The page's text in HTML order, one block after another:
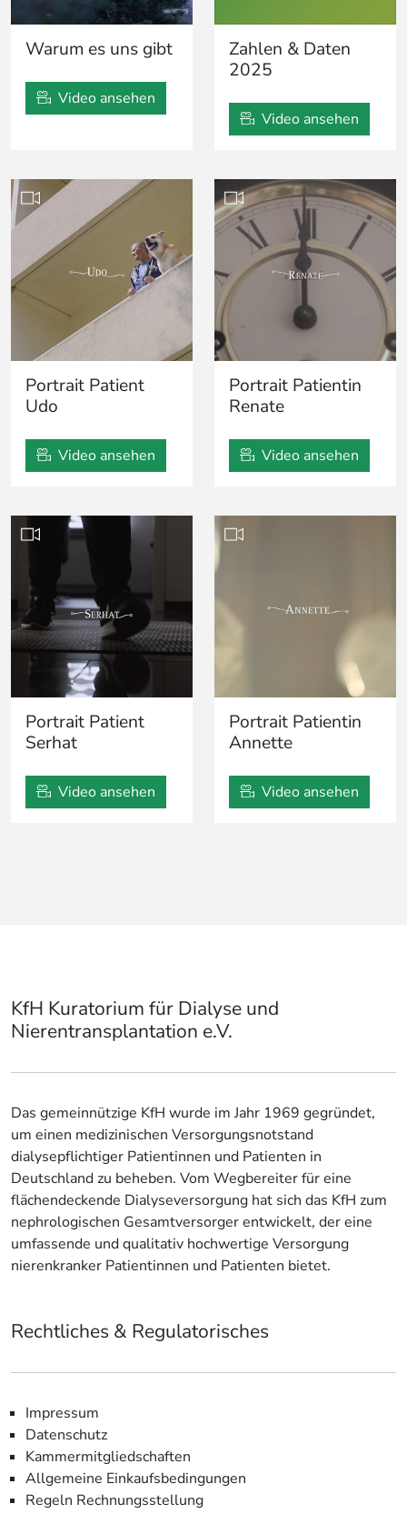
Warum es uns gibt
Video ansehen
Zahlen & Daten
2025
Video ansehen
Portrait Patient
Udo
Video ansehen
Portrait Patientin
Renate
Video ansehen
Portrait Patient
Serhat
Video ansehen
Portrait Patientin
Annette
Video ansehen
KfH Kuratorium für Dialyse und
Nierentransplantation e.V.
Das gemeinnützige KfH wurde im Jahr 1969 gegründet,
um einen medizinischen Versorgungsnotstand
dialysepflichtiger Patientinnen und Patienten in
Deutschland zu beheben. Vom Wegbereiter für eine
flächendeckende Dialyseversorgung hat sich das KfH zum
nephrologischen Gesamtversorger entwickelt, der eine
umfassende und qualitativ hochwertige Versorgung
nierenkranker Patientinnen und Patienten bietet.
Rechtliches & Regulatorisches
Impressum
Datenschutz
Kammermitgliedschaften
Allgemeine Einkaufsbedingungen
Regeln Rechnungsstellung